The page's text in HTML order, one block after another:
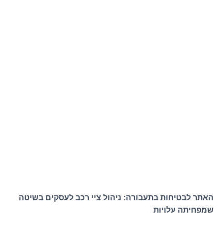
האתר לבטיחות בתעבורה: ניהול ציי רכב לעסקים בשיטה
שמפחיתה עלויות